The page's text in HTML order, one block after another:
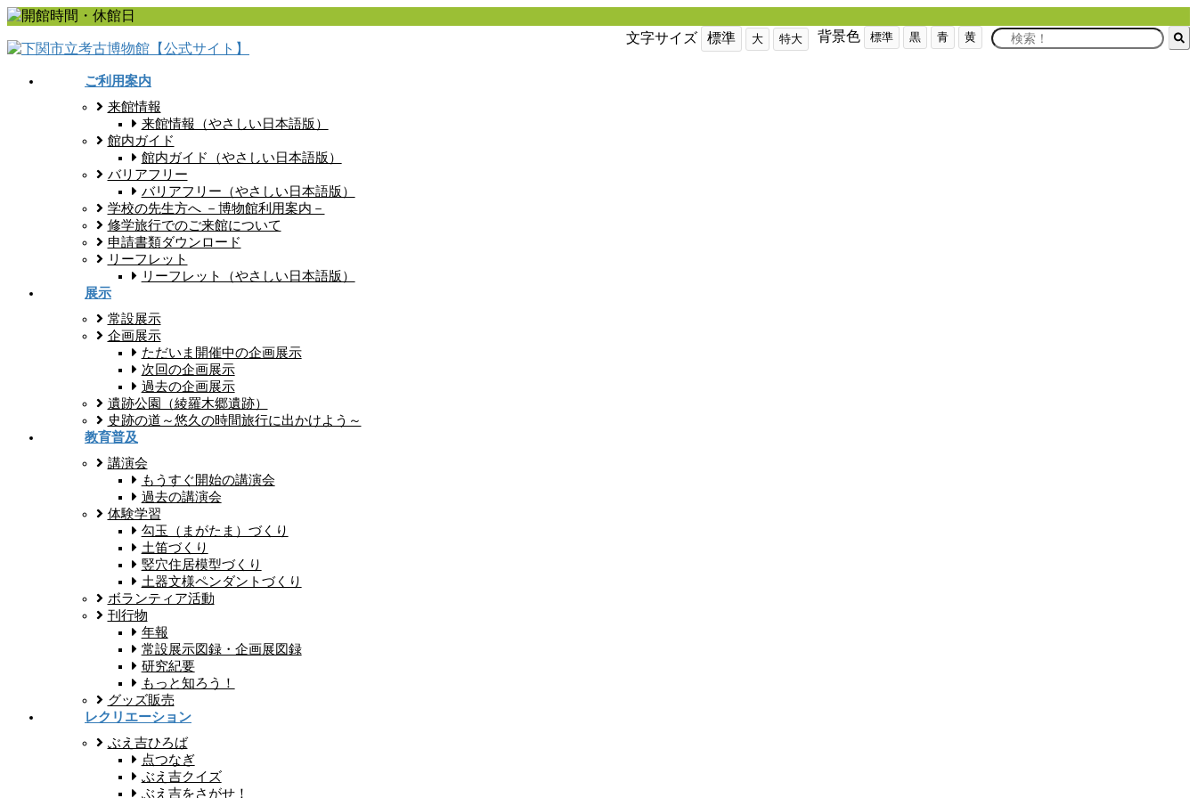
コ
テ
ナ
ゲ
背景色 標準 黒 青 黄
文字サイズ 標準 大 特大
ご利用案内
来館情報
来館情報（やさしい日本語版）
館内ガイド
館内ガイド（やさしい日本語版）
バリアフリー
バリアフリー（やさしい日本語版）
学校の先生方へ －博物館利用案内－
修学旅行でのご来館について
申請書類ダウンロード
リーフレット
リーフレット（やさしい日本語版）
展示
常設展示
企画展示
ただいま開催中の企画展示
次回の企画展示
過去の企画展示
遺跡公園（綾羅木郷遺跡）
史跡の道～悠久の時間旅行に出かけよう～
教育普及
講演会
もうすぐ開始の講演会
過去の講演会
体験学習
勾玉（まがたま）づくり
土笛づくり
竪穴住居模型づくり
土器文様ペンダントづくり
ボランティア活動
刊行物
年報
常設展示図録・企画展図録
研究紀要
もっと知ろう！
グッズ販売
レクリエーション
ぶえ吉ひろば
点つなぎ
ぶえ吉クイズ
ぶえ吉をさがせ！